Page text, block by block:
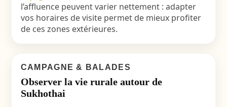
l’affluence peuvent varier nettement : adapter
vos horaires de visite permet de mieux profiter
de ces zones extérieures.
CAMPAGNE & BALADES
Observer la vie rurale autour de
Sukhothai